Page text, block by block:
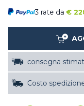
3 rate da €
consegna
Costo